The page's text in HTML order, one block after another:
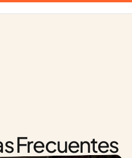
Frecuentes